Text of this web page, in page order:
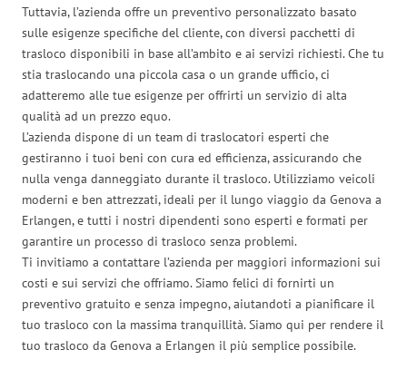
Tuttavia, l’azienda offre un preventivo personalizzato basato
sulle esigenze specifiche del cliente, con diversi pacchetti di
trasloco disponibili in base all’ambito e ai servizi richiesti. Che tu
stia traslocando una piccola casa o un grande ufficio, ci
adatteremo alle tue esigenze per offrirti un servizio di alta
qualità ad un prezzo equo.
L’azienda dispone di un team di traslocatori esperti che
gestiranno i tuoi beni con cura ed efficienza, assicurando che
nulla venga danneggiato durante il trasloco. Utilizziamo veicoli
moderni e ben attrezzati, ideali per il lungo viaggio da Genova a
Erlangen, e tutti i nostri dipendenti sono esperti e formati per
garantire un processo di trasloco senza problemi.
Ti invitiamo a contattare l’azienda per maggiori informazioni sui
costi e sui servizi che offriamo. Siamo felici di fornirti un
preventivo gratuito e senza impegno, aiutandoti a pianificare il
tuo trasloco con la massima tranquillità. Siamo qui per rendere il
tuo trasloco da Genova a Erlangen il più semplice possibile.